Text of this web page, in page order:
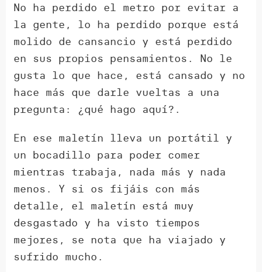
No ha perdido el metro por evitar a
la gente, lo ha perdido porque está
molido de cansancio y está perdido
en sus propios pensamientos. No le
gusta lo que hace, está cansado y no
hace más que darle vueltas a una
pregunta: ¿qué hago aquí?.
En ese maletín lleva un portátil y
un bocadillo para poder comer
mientras trabaja, nada más y nada
menos. Y si os fijáis con más
detalle, el maletín está muy
desgastado y ha visto tiempos
mejores, se nota que ha viajado y
sufrido mucho.